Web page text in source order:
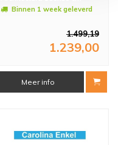
Balboa Whirlpool systeem
Binnen 1 week geleverd
1.499,19
1.239,00
Meer info